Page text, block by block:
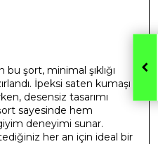
şort, minimal şıklığı
İpeksi saten kumaşı
desensiz tasarımı
sayesinde hem
deneyimi sunar.
her an için ideal bir